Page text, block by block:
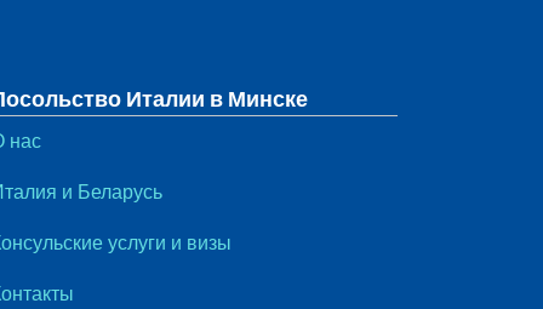
Италии в Минске
нас
и Беларусь
услуги и визы